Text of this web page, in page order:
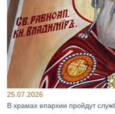
25.07.2026
В храмах епархии пройдут